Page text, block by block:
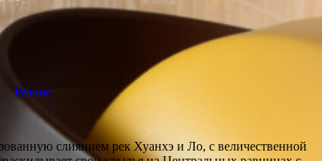
Разное
слиянием рек Хуанхэ и Ло, с величественной